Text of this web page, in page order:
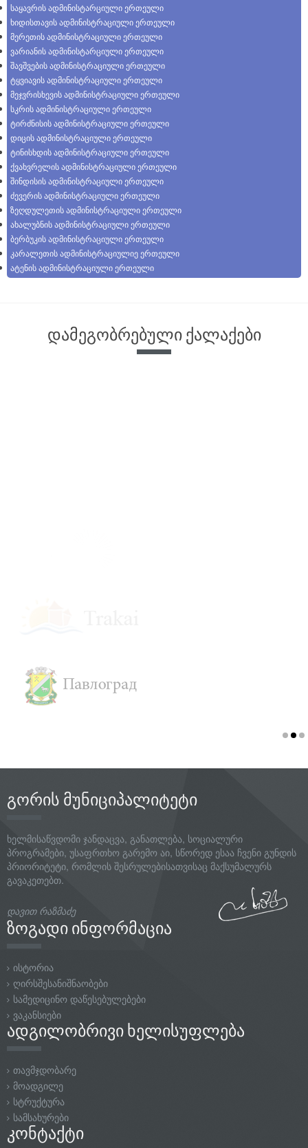
საყავრის ადმინისტარციული ერთეული
ხიდისთავის ადმინისტრაციული ერთეული
მერეთის ადმინისტრაციული ერთეული
ვარიანის ადმინისტარციული ერთეული
შავშვების ადმინისტრაციული ერთეული
ტყვიავის ადმინისტრაციული ერთეული
მეჯვრისხევის ადმინისტრაციული ერთეული
სკრის ადმინისტრაციული ერთეული
ტირძნისის ადმინისტრაციული ერთეული
დიცის ადმინისტრაციული ერთეული
ტინისხდის ადმინისტრაციული ერთეული
ქვახვრელის ადმინისტრაციული ერთეული
შინდისის ადმინისტრაციული ერთეული
ძევერის ადმინისტრაციული ერთეული
ზეღდულეთის ადმინისტრაციული ერთეული
ახალუბნის ადმინისტრაციული ერთეული
ბერბუკის ადმინისტრაციული ერთეული
კარალეთის ადმინისტრაციულიე ერთეული
ატენის ადმინისტრაციული ერთეული
დამეგობრებული ქალაქები
პრიორიტეტი, რომლის შესრულებისათვისაც მაქსუმალურს
გავაკეთებთ.
დავით რაზმაძე
ზოგადი ინფორმაცია
ისტორია
ღირსშესანიშნაობები
სამედიცინო დაწესებულებები
ვაკანსიები
თავმჯდობარე
მოადგილე
სტრუქტურა
სამსახურები
sakrebulo@gori.gov.ge
+995 599 85-17-00
სტალინის გამზირი #16